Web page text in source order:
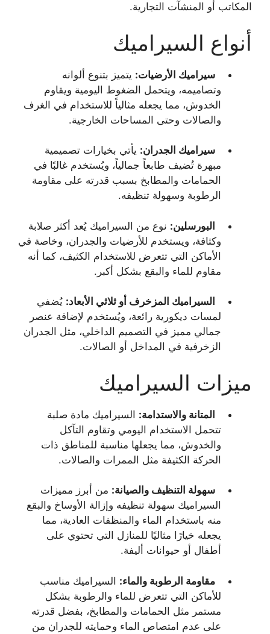
المكاتب أو المنشآت التجارية.
أنواع السيراميك
سيراميك الأرضيات: يتميز بتنوع ألوانه
وتصاميمه، ويتحمل الضغوط اليومية ويقاوم
الخدوش، مما يجعله مثالياً للاستخدام في الغرف
والصالات وحتى المساحات الخارجية.
سيراميك الجدران: يأتي بخيارات تصميمية
مبهرة تُضيف طابعاً جمالياً، ويُستخدم غالبًا في
الحمامات والمطابخ بسبب قدرته على مقاومة
الرطوبة وسهولة تنظيفه.
البورسلين: نوع من السيراميك يُعد أكثر صلابة
وكثافة، ويستخدم للأرضيات والجدران، وخاصة في
الأماكن التي تتعرض للاستخدام الكثيف، كما أنه
مقاوم للماء والبقع بشكل أكبر.
السيراميك المزخرف أو ثلاثي الأبعاد: يُضفي
لمسات ديكورية رائعة، ويُستخدم لإضافة عنصر
جمالي مميز في التصميم الداخلي، مثل الجدران
الزخرفية في المداخل أو الصالات.
ميزات السيراميك
المتانة والاستدامة: السيراميك مادة صلبة
تتحمل الاستخدام اليومي وتقاوم التآكل
والخدوش، مما يجعلها مناسبة للمناطق ذات
الحركة الكثيفة مثل الممرات والصالات.
سهولة التنظيف والصيانة: من أبرز مميزات
السيراميك سهولة تنظيفه وإزالة الأوساخ والبقع
منه باستخدام الماء والمنظفات العادية، مما
يجعله خيارًا مثاليًا للمنازل التي تحتوي على
أطفال أو حيوانات أليفة.
مقاومة الرطوبة والماء: السيراميك مناسب
للأماكن التي تتعرض للماء والرطوبة بشكل
مستمر مثل الحمامات والمطابخ، بفضل قدرته
على عدم امتصاص الماء وحمايته للجدران من